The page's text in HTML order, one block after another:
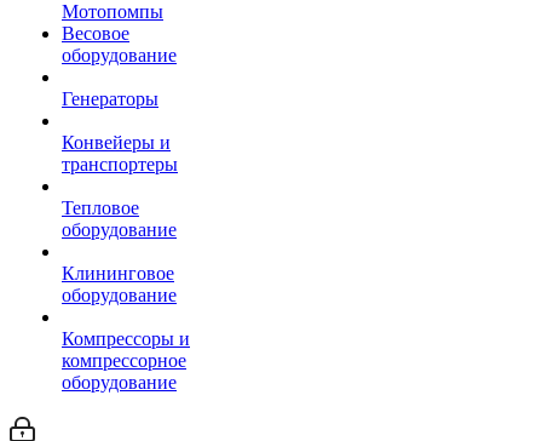
Мотопомпы
Весовое
оборудование
Генераторы
Конвейеры и
транспортеры
Тепловое
оборудование
Клининговое
оборудование
Компрессоры и
компрессорное
оборудование